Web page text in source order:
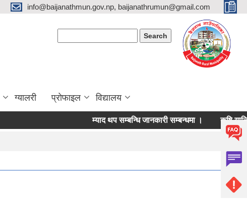
info@baijanathmun.gov.np, baijanathrumun@gmail.com
ग्यालरी प्रोफाइल विद्यालय
म्याद थप सम्बन्धि जानकारी सम्बन्धमा । कृषि